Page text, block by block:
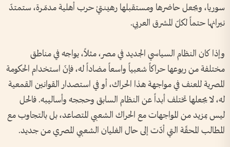
سوريا، ويجعل حاضرها ومستقبلها رهينتيْ حرب أهلية مدمّرة، ستمتدّ
نيرانها حتماً لكلّ المشرق العربي.
وإذا كان النظام السياسي الجديد في مصر، مثلاً، يواجه في مناطق
مختلفة من ربوعها حراكاً شعبياً واسعاً مضاداً له، فإنّ استخدام الحكومة
المصرية للعنف في مواجهة هذا الحراك، أو في استصدار القوانين القمعية
له، لا يجعلها تختلف أبداً عن النظام السابق وحججه وأساليبه. فالحل
ليس بمزيد من المواجهات مع الحراك الشعبي المتصاعد، بل بالتجاوب مع
المطالب المحقّة التي أدّت إلى حال الغليان الشعبي المصري من جديد.